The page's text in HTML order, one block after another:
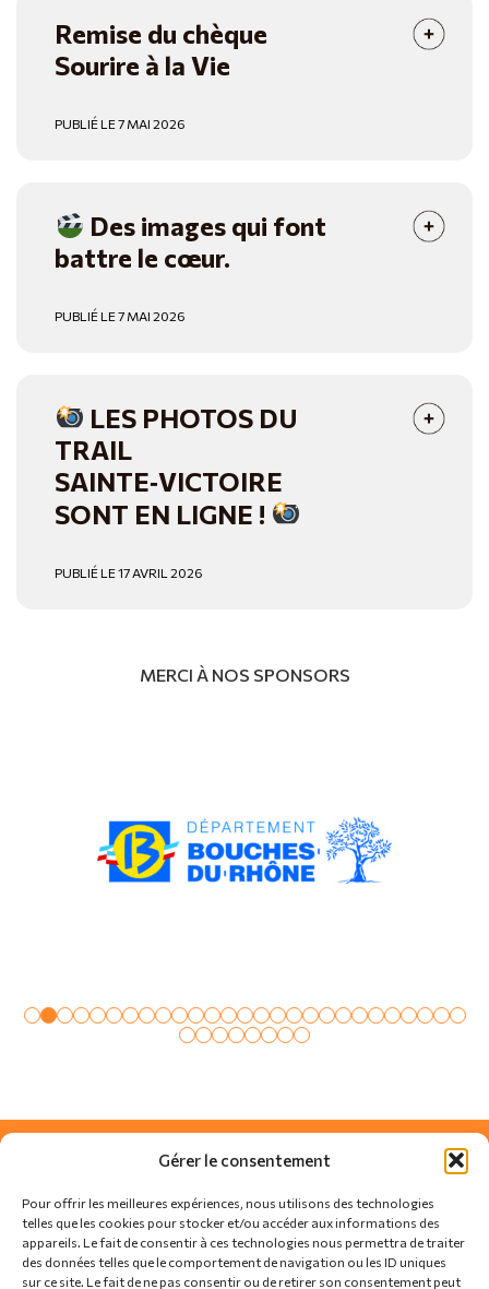
Gérer le consentement
Pour offrir les meilleures expériences, nous utilisons des technologies
telles que les cookies pour stocker et/ou accéder aux informations des
appareils. Le fait de consentir à ces technologies nous permettra de traiter
des données telles que le comportement de navigation ou les ID uniques
sur ce site. Le fait de ne pas consentir ou de retirer son consentement peut
Remise du chèque
Sourire à la Vie
PUBLIÉ LE 7 MAI 2026
Des images qui font
battre le cœur.
PUBLIÉ LE 7 MAI 2026
LES PHOTOS DU
TRAIL
SAINTE‑VICTOIRE
SONT EN LIGNE !
PUBLIÉ LE 17 AVRIL 2026
MERCI À NOS SPONSORS